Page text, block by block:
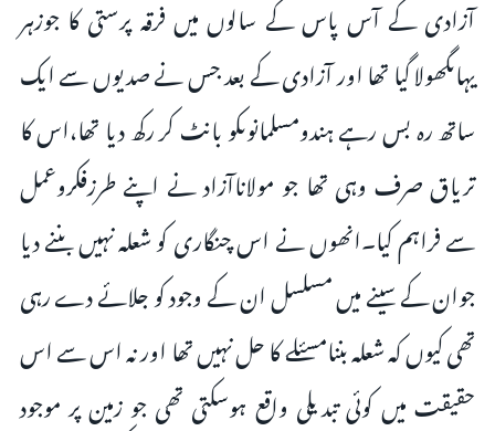
آزادی کے آس پاس کے سالوں میں فرقہ پرستی کا جوزہر
یہاںگھولا گیا تھا اور آزادی کے بعد جس نے صدیوں سے ایک
ساتھ رہ بس رہے ہندومسلمانوںکو بانٹ کر رکھ دیا تھا،اس کا
تریاق صرف وہی تھا جو مولاناآزاد نے اپنے طرزفکروعمل
سے فراہم کیا۔انھوں نے اس چنگاری کو شعلہ نہیں بننے دیا
جوان کے سینے میں مسلسل ان کے وجود کو جلائے دے رہی
تھی کیوں کہ شعلہ بننامسئلے کا حل نہیں تھا اور نہ اس سے اس
حقیقت میں کوئی تبدیلی واقع ہوسکتی تھی جو زمین پر موجود